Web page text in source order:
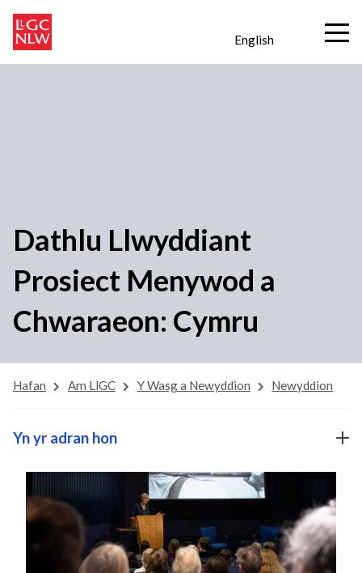
English
Dathlu Llwyddiant
Prosiect Menywod a
Chwaraeon: Cymru
Hafan Am LlGC Y Wasg a Newyddion Newyddion
Yn yr adran hon